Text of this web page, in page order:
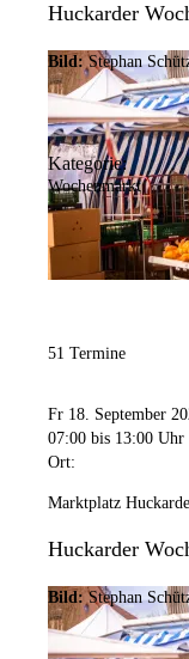
Huckarder
Bild: Stephan
Kategorie:
Wochenmarkt
51 Termine
Fr 18. September
07:00 bis 13:00 Uhr
Ort:
Marktplatz Huckarde
Huckarder
Bild: Stephan